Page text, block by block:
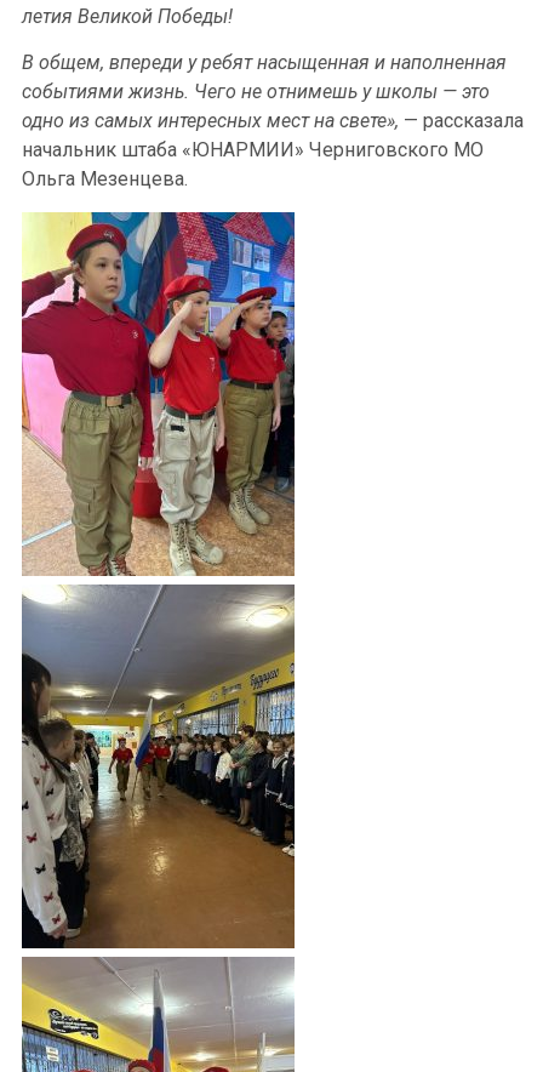
летия Великой Победы!
В общем, впереди у ребят насыщенная и наполненная
событиями жизнь. Чего не отнимешь у школы — это
одно из самых интересных мест на свете», — рассказала
начальник штаба «ЮНАРМИИ» Черниговского МО
Ольга Мезенцева.